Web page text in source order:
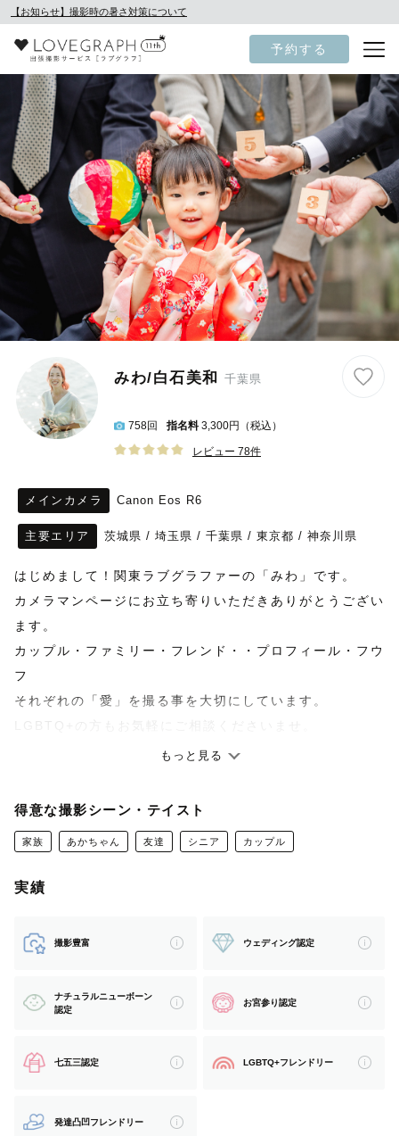
【お知らせ】撮影時の暑さ対策について
予約する
みわ/白石美和 千葉県
758回 指名料 3,300円（税込）
レビュー 78件
メインカメラ Canon Eos R6
主要エリア 茨城県 / 埼玉県 / 千葉県 / 東京都 / 神奈川県
はじめまして！関東ラブグラファーの「みわ」です。
カメラマンページにお立ち寄りいただきありがとうござい
ます。
カップル・ファミリー・フレンド・・プロフィール・フウ
フ
それぞれの「愛」を撮る事を大切にしています。
⛩️神社様での撮影は、撮影の可否を事前にご確認お願い
また、その神社でご祈祷を受けられる方のみのご依頼に
体験になるよう努めていますので、ご了承くださいませ。
生まれも育ちも千葉県松戸市です
千葉県での撮影をお考えの方は是非お任せください！
どんなシチュエーションもヒアリングしながら丁寧に撮影
もっと見る
得意な撮影シーン・テイスト
家族 あかちゃん 友達 シニア カップル
実績
撮影豊富 ウェディング認定
ナチュラルニューボーン
認定
お宮参り認定
七五三認定 LGBTQ+フレンドリー
発達凸凹フレンドリー